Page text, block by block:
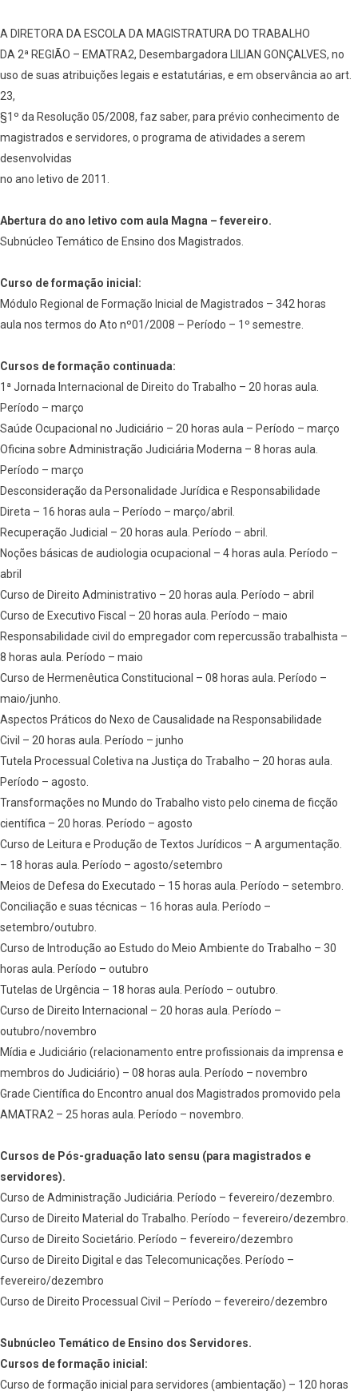
A DIRETORA DA ESCOLA DA MAGISTRATURA DO TRABALHO
DA 2ª REGIÃO – EMATRA2, Desembargadora LILIAN GONÇALVES, no
uso de suas atribuições legais e estatutárias, e em observância ao art.
23,
§1º da Resolução 05/2008, faz saber, para prévio conhecimento de
magistrados e servidores, o programa de atividades a serem
desenvolvidas
no ano letivo de 2011.
Abertura do ano letivo com aula Magna – fevereiro.
Subnúcleo Temático de Ensino dos Magistrados.
Curso de formação inicial:
Módulo Regional de Formação Inicial de Magistrados – 342 horas
aula nos termos do Ato nº01/2008 – Período – 1º semestre.
Cursos de formação continuada:
1ª Jornada Internacional de Direito do Trabalho – 20 horas aula.
Período – março
Saúde Ocupacional no Judiciário – 20 horas aula – Período – março
Oficina sobre Administração Judiciária Moderna – 8 horas aula.
Período – março
Desconsideração da Personalidade Jurídica e Responsabilidade
Direta – 16 horas aula – Período – março/abril.
Recuperação Judicial – 20 horas aula. Período – abril.
Noções básicas de audiologia ocupacional – 4 horas aula. Período –
abril
Curso de Direito Administrativo – 20 horas aula. Período – abril
Curso de Executivo Fiscal – 20 horas aula. Período – maio
Responsabilidade civil do empregador com repercussão trabalhista –
8 horas aula. Período – maio
Curso de Hermenêutica Constitucional – 08 horas aula. Período –
maio/junho.
Aspectos Práticos do Nexo de Causalidade na Responsabilidade
Civil – 20 horas aula. Período – junho
Tutela Processual Coletiva na Justiça do Trabalho – 20 horas aula.
Período – agosto.
Transformações no Mundo do Trabalho visto pelo cinema de ficção
científica – 20 horas. Período – agosto
Curso de Leitura e Produção de Textos Jurídicos – A argumentação.
– 18 horas aula. Período – agosto/setembro
Meios de Defesa do Executado – 15 horas aula. Período – setembro.
Conciliação e suas técnicas – 16 horas aula. Período –
setembro/outubro.
Curso de Introdução ao Estudo do Meio Ambiente do Trabalho – 30
horas aula. Período – outubro
Tutelas de Urgência – 18 horas aula. Período – outubro.
Curso de Direito Internacional – 20 horas aula. Período –
outubro/novembro
Mídia e Judiciário (relacionamento entre profissionais da imprensa e
membros do Judiciário) – 08 horas aula. Período – novembro
Grade Científica do Encontro anual dos Magistrados promovido pela
AMATRA2 – 25 horas aula. Período – novembro.
Cursos de Pós-graduação lato sensu (para magistrados e
servidores).
Curso de Administração Judiciária. Período – fevereiro/dezembro.
Curso de Direito Material do Trabalho. Período – fevereiro/dezembro.
Curso de Direito Societário. Período – fevereiro/dezembro
Curso de Direito Digital e das Telecomunicações. Período –
fevereiro/dezembro
Curso de Direito Processual Civil – Período – fevereiro/dezembro
Subnúcleo Temático de Ensino dos Servidores.
Cursos de formação inicial:
Curso de formação inicial para servidores (ambientação) – 120 horas